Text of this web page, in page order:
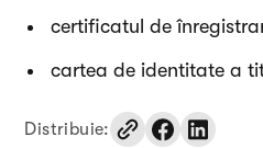
certificatul de
cartea de identitate a
Distribuie: